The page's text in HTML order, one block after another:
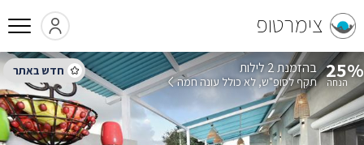
צימרטופ
25% בהזמנת 2 לילות
תקף לסופ"ש לא כולל עונה חמה